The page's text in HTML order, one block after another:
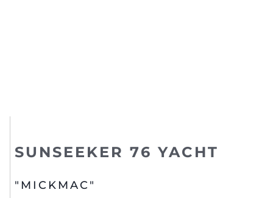
SUNSEEKER 76 YACHT
"MICKMAC"